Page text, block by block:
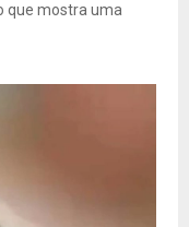
que mostra uma